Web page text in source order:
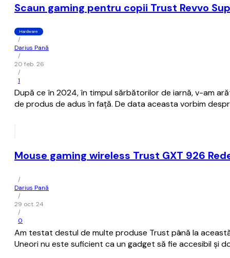
Scaun gaming pentru copii Trust Revvo
Hardware
/
Darius Pană
/
20 feb. 26
/
1
După ce în 2024, în timpul sărbătorilor de iarnă, v-am
de produs de adus în față. De data aceasta vorbim
Mouse gaming wireless Trust GXT 926
/
Darius Pană
/
29 oct. 24
/
0
Am testat destul de multe produse Trust până la
Uneori nu este suficient ca un gadget să fie accesibil și